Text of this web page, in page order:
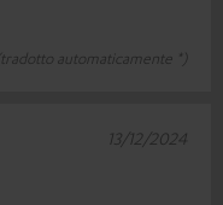
automaticamente *)
13/12/2024